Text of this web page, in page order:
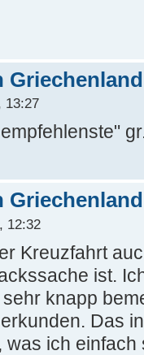
Griechenland
13:27
Griechenland
12:32
Kreuzfahrt
ist.
knapp
Das
ich einfach